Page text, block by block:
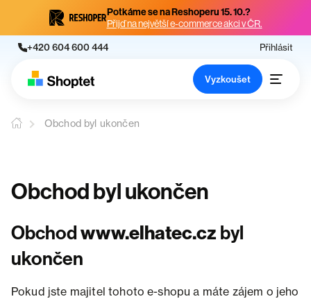
Potkáme se na Reshoperu 15. 10.?
Přijď na největší e-commerce akci v ČR.
+420 604 600 444 Přihlásit
Vyzkoušet
Obchod byl ukončen
Obchod byl ukončen
Obchodwww.elhatec.cz byl
ukončen
Pokud jste majitel tohoto e-shopu a máte zájem o jeho